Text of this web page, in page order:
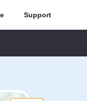
Support